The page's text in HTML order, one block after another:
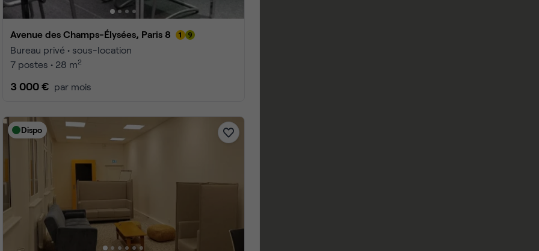
Avenue des Champs-Élysées, Paris 8
Bureau privé • sous-location
7 postes • 28 m2
3 000 € par mois
Dispo